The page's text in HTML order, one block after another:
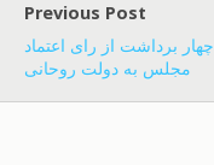
Previous Post
چهار برداشت از رای اعتماد
مجلس به دولت روحانی